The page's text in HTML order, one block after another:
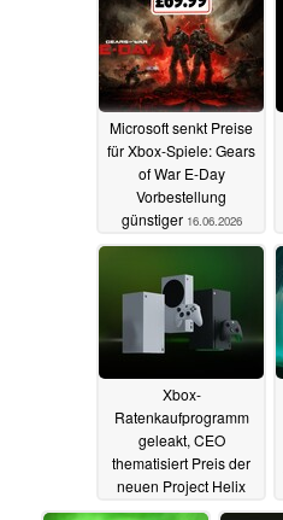
Microsoft senkt Preise
für Xbox-Spiele: Gears
of War E-Day
Vorbestellung
günstiger 16.06.2026
Xbox-
Ratenkaufprogramm
geleakt, CEO
thematisiert Preis der
neuen Project Helix
Konsole15.06.2026